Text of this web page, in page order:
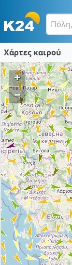
Χάρτες καιρού
+
–